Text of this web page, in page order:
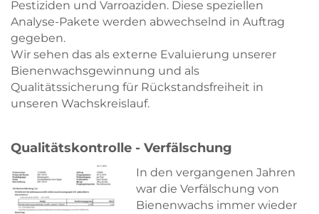
Pestiziden und Varroaziden. Diese speziellen
Analyse-Pakete werden abwechselnd in Auftrag
gegeben.
Wir sehen das als externe Evaluierung unserer
Bienenwachsgewinnung und als
Qualitätssicherung für Rückstandsfreiheit in
unseren Wachskreislauf.
Qualitätskontrolle - Verfälschung
In den vergangenen Jahren
war die Verfälschung von
Bienenwachs immer wieder